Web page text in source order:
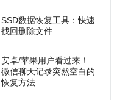
SSD数据恢复工具：快速
找回删除文件
安卓/苹果用户看过来！
微信聊天记录突然空白的
恢复方法